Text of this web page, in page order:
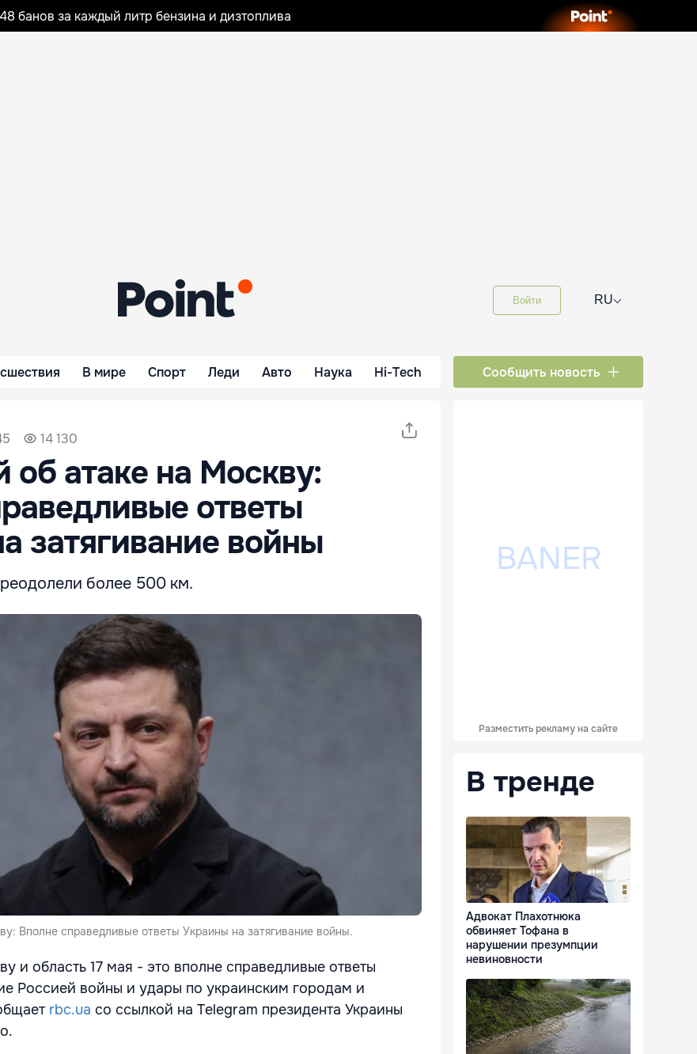
банов за каждый литр бензина и дизтоплива
Войти RU⌵
В мире Спорт Леди Авто Наука Hi-Tech Сообщить новость
14 130
об атаке на Москву:
ответы
затягивание войны
более 500 км.
Вполне справедливые ответы Украины на затягивание войны.
и область 17 мая - это вполне справедливые ответы
Россией войны и удары по украинским городам и
rbc.ua со ссылкой на Telegram президента Украины
Разместить рекламу на сайте
В тренде
Адвокат Плахотнюка
обвиняет Тофана в
нарушении презумпции
невиновности